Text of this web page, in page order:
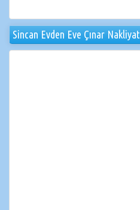
Sincan Evden Eve Çınar Nakliyat